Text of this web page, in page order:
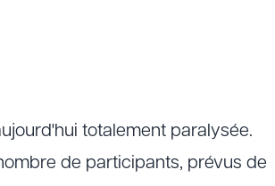
totalement paralysée.
de participants, prévus de